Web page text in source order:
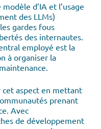
d’IA et l’usage
des LLMs)
gardes fous
des internautes.
employé est la
à organiser la
cet aspect en mettant
prenant
Avec
de développement